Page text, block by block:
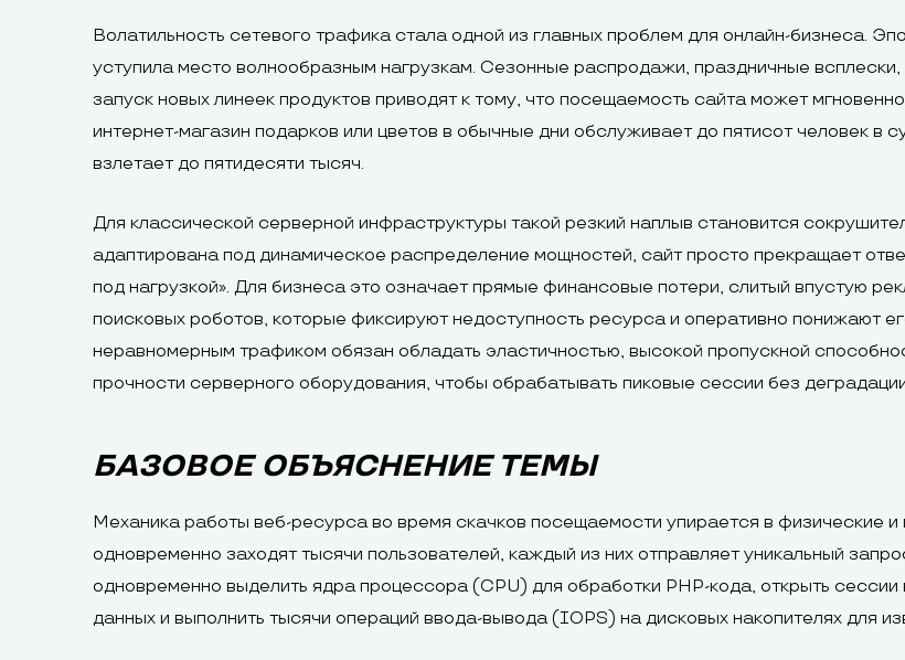
Волатильность сетевого трафика стала одной из главных проблем для онлайн-бизнеса.
уступила место волнообразным нагрузкам. Сезонные распродажи, праздничные
запуск новых линеек продуктов приводят к тому, что посещаемость сайта может
интернет-магазин подарков или цветов в обычные дни обслуживает до пятисот человек в
взлетает до пятидесяти тысяч.
Для классической серверной инфраструктуры такой резкий наплыв становится
адаптирована под динамическое распределение мощностей, сайт просто прекращает
под нагрузкой». Для бизнеса это означает прямые финансовые потери, слитый впустую
поисковых роботов, которые фиксируют недоступность ресурса и оперативно понижают
неравномерным трафиком обязан обладать эластичностью, высокой пропускной
прочности серверного оборудования, чтобы обрабатывать пиковые сессии без
БАЗОВОЕ ОБЪЯСНЕНИЕ ТЕМЫ
Механика работы веб-ресурса во время скачков посещаемости упирается в физические
одновременно заходят тысячи пользователей, каждый из них отправляет уникальный
одновременно выделить ядра процессора (CPU) для обработки PHP-кода, открыть
данных и выполнить тысячи операций ввода-вывода (IOPS) на дисковых накопителях для